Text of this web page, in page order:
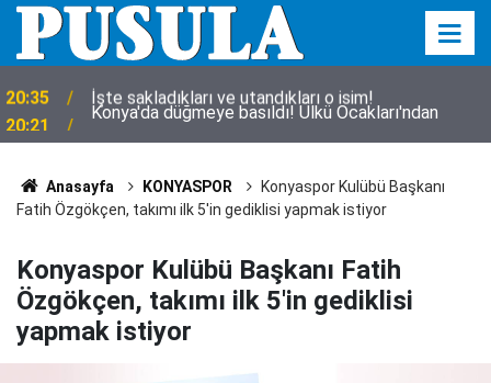
20:21
Konya'da düğmeye basıldı! Ülkü Ocakları'ndan
gençlik hamlesi
Anasayfa KONYASPOR
Konyaspor Kulübü Başkanı
Fatih Özgökçen, takımı ilk 5'in gediklisi yapmak istiyor
Konyaspor Kulübü Başkanı Fatih
Özgökçen, takımı ilk 5'in gediklisi
yapmak istiyor